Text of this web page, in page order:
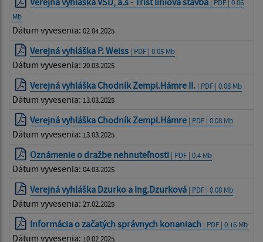
| PDF | 0.06
Mb
Dátum vyvesenia: 02.04.2025
Verejná vyhláška P. Weiss | PDF | 0.05 Mb
Dátum vyvesenia: 20.03.2025
Verejná vyhláška Chodník Zempl.Hámre II. | PDF | 0.08 Mb
Dátum vyvesenia: 13.03.2025
Verejná vyhláška Chodník Zempl.Hámre | PDF | 0.08 Mb
Dátum vyvesenia: 13.03.2025
Oznámenie o dražbe nehnuteľnosti | PDF | 0.4 Mb
Dátum vyvesenia: 04.03.2025
Verejná vyhláška Dzurko a Ing.Dzurková | PDF | 0.08 Mb
Dátum vyvesenia: 27.02.2025
Informácia o začatých správnych konaniach | PDF | 0.16 Mb
Dátum vyvesenia: 10.02.2025